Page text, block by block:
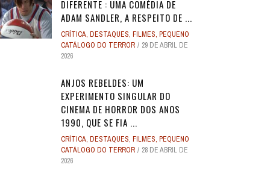
DIFERENTE : UMA COMÉDIA DE
ADAM SANDLER, A RESPEITO DE ...
CRÍTICA, DESTAQUES, FILMES, PEQUENO
CATÁLOGO DO TERROR
29 DE ABRIL DE
2026
ANJOS REBELDES: UM
EXPERIMENTO SINGULAR DO
CINEMA DE HORROR DOS ANOS
1990, QUE SE FIA ...
CRÍTICA, DESTAQUES, FILMES, PEQUENO
CATÁLOGO DO TERROR
28 DE ABRIL DE
2026